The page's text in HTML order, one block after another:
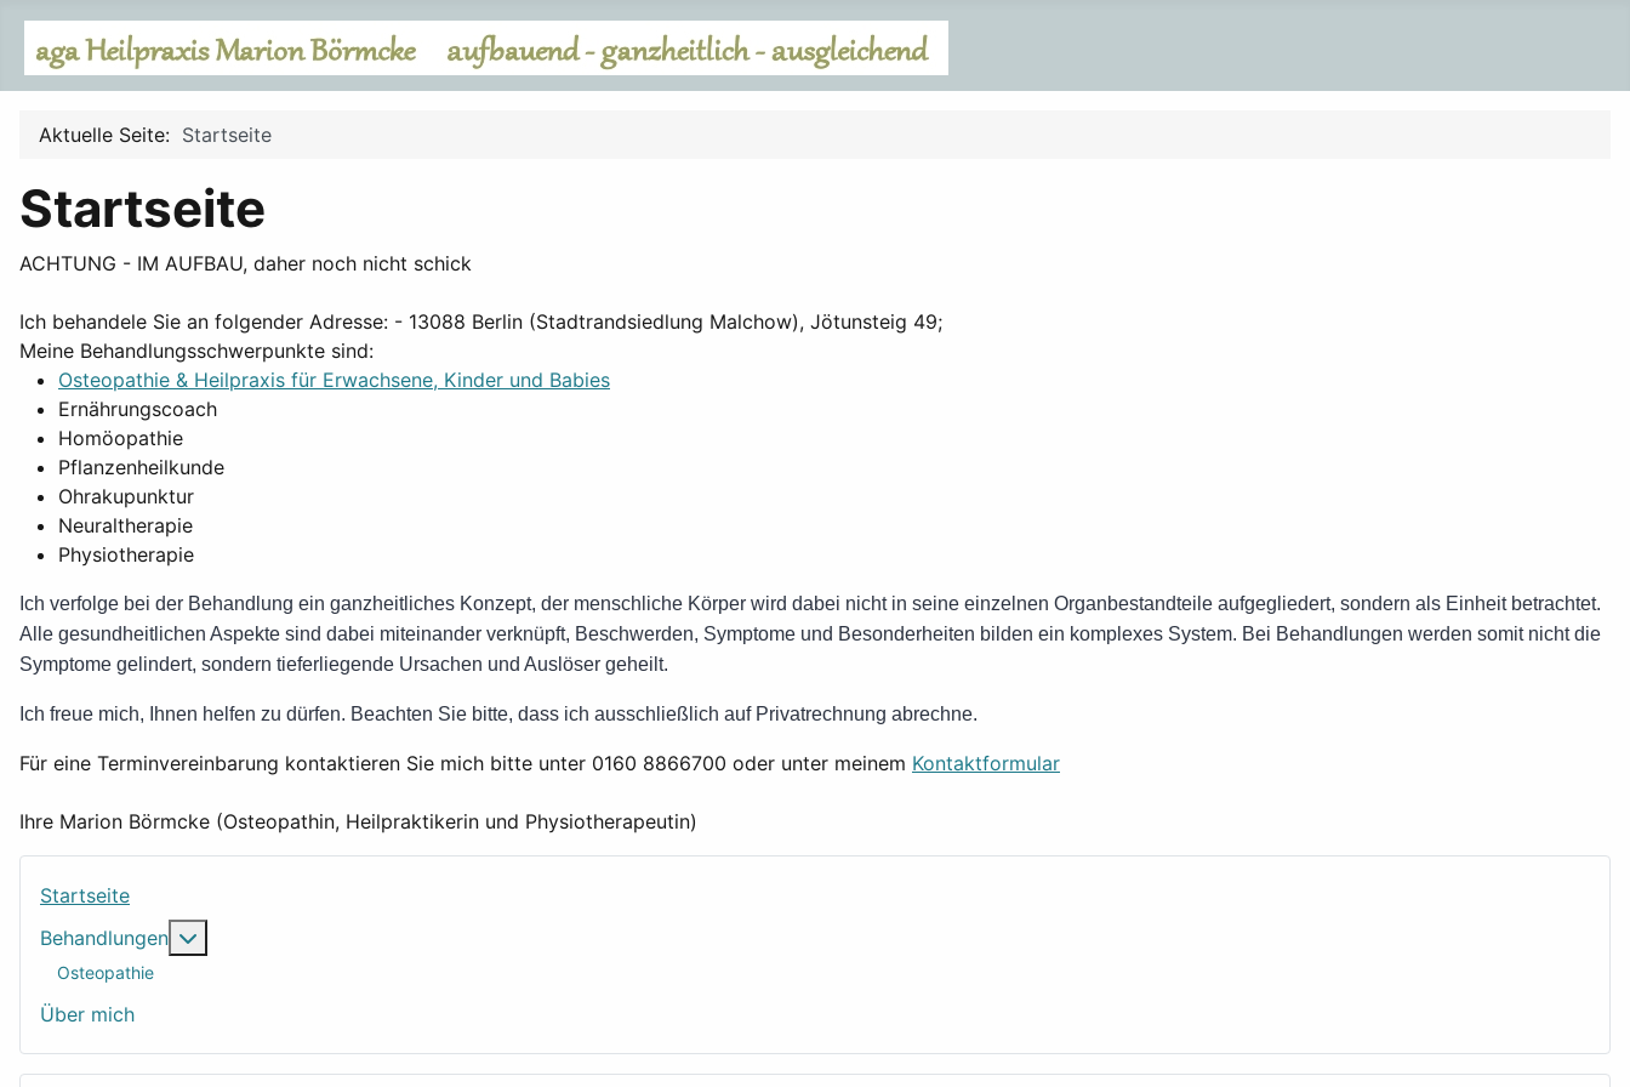
Aktuelle Seite: Startseite
Startseite
ACHTUNG - IM AUFBAU, daher noch nicht schick
Ich behandele Sie an folgender Adresse: - 13088 Berlin (Stadtrandsiedlung Malchow), Jötunsteig 49;
Meine Behandlungsschwerpunkte sind:
Osteopathie & Heilpraxis für Erwachsene, Kinder und Babies
Ernährungscoach
Homöopathie
Pflanzenheilkunde
Ohrakupunktur
Neuraltherapie
Physiotherapie
Ich verfolge bei der Behandlung ein ganzheitliches Konzept, der menschliche Körper wird dabei nicht in seine einzelnen Organbestandteile aufgegliedert, sondern als Einheit betrachtet.
Alle gesundheitlichen Aspekte sind dabei miteinander verknüpft, Beschwerden, Symptome und Besonderheiten bilden ein komplexes System. Bei Behandlungen werden somit nicht die
Symptome gelindert, sondern tieferliegende Ursachen und Auslöser geheilt.
Ich freue mich, Ihnen helfen zu dürfen. Beachten Sie bitte, dass ich ausschließlich auf Privatrechnung abrechne.
Für eine Terminvereinbarung kontaktieren Sie mich bitte unter 0160 8866700 oder unter meinem Kontaktformular
Ihre Marion Börmcke (Osteopathin, Heilpraktikerin und Physiotherapeutin)
Startseite
Behandlungen
Osteopathie
Über mich